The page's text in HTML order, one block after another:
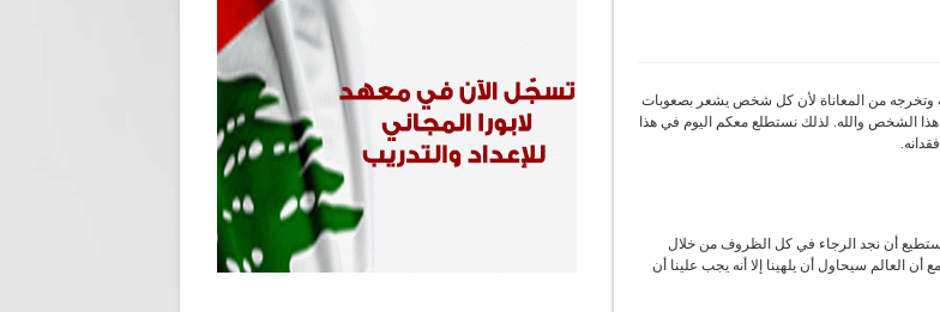
وتخرجه من المعاناة لأن كل شخص يشعر بصعوبات
هذا الشخص والله. لذلك نستطلع معكم اليوم في هذا
أن نجد الرجاء في كل الظروف من خلال
أن العالم سيحاول أن يلهينا إلا أنه يجب علينا أن